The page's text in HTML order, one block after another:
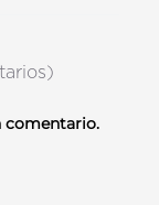
comentario.